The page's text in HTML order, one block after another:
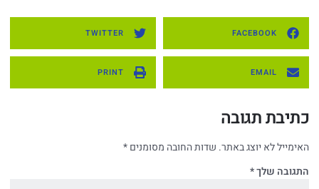
FACEBOOK
TWITTER
EMAIL
PRINT
כתיבת תגובה
האימייל לא יוצג באתר. שדות החובה מסומנים*
התגובה שלך*